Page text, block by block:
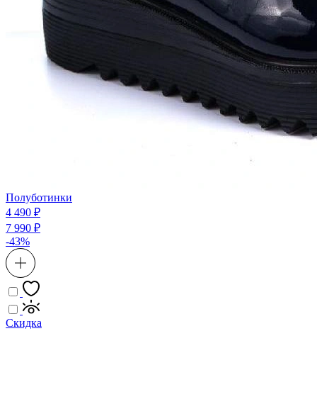
Полуботинки
4 490 ₽
7 990 ₽
-43%
Скидка